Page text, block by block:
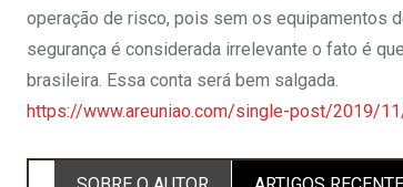
operação de risco, pois sem os equipamentos
segurança é considerada irrelevante o fato é
brasileira. Essa conta será bem salgada.
https://www.areuniao.com/single-post/2019/